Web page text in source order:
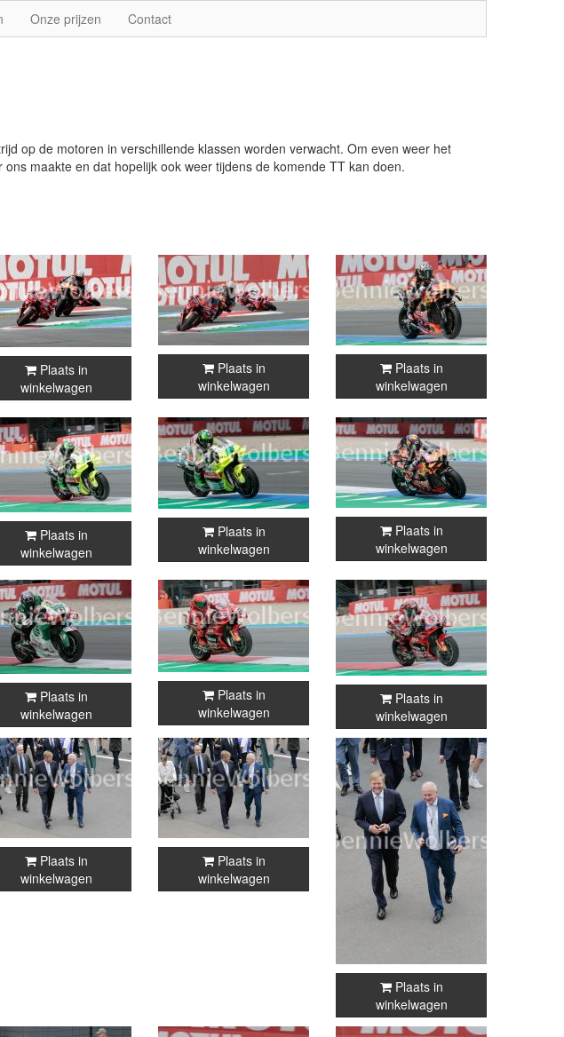
Onze prijzen Contact
op de motoren in verschillende klassen worden verwacht. Om even weer het
maakte en dat hopelijk ook weer tijdens de komende TT kan doen.
Plaats in
winkelwagen
Plaats in
winkelwagen
Plaats in
winkelwagen
Plaats in
winkelwagen
Plaats in
winkelwagen
Plaats in
winkelwagen
Plaats in
winkelwagen
Plaats in
winkelwagen
Plaats in
winkelwagen
Plaats in
winkelwagen
Plaats in
winkelwagen
Plaats in
winkelwagen